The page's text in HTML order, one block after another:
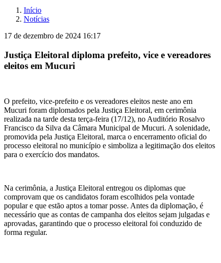
Início
Notícias
17 de dezembro de 2024 16:17
Justiça Eleitoral diploma prefeito, vice e vereadores
eleitos em Mucuri
O prefeito, vice-prefeito e os vereadores eleitos neste ano em
Mucuri foram diplomados pela Justiça Eleitoral, em cerimônia
realizada na tarde desta terça-feira (17/12), no Auditório Rosalvo
Francisco da Silva da Câmara Municipal de Mucuri. A solenidade,
promovida pela Justiça Eleitoral, marca o encerramento oficial do
processo eleitoral no município e simboliza a legitimação dos eleitos
para o exercício dos mandatos.
Na cerimônia, a Justiça Eleitoral entregou os diplomas que
comprovam que os candidatos foram escolhidos pela vontade
popular e que estão aptos a tomar posse. Antes da diplomação, é
necessário que as contas de campanha dos eleitos sejam julgadas e
aprovadas, garantindo que o processo eleitoral foi conduzido de
forma regular.